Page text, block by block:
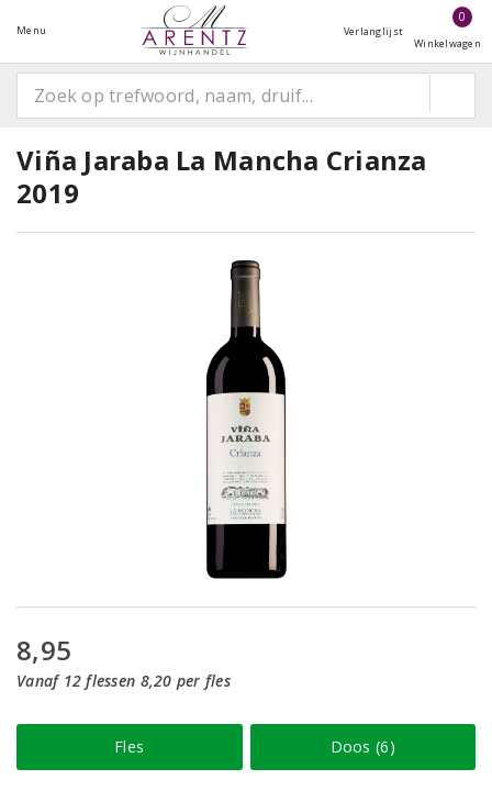
Menu Verlanglijst
0
Winkelwagen
Viña Jaraba La Mancha Crianza
2019
8,95
Vanaf 12 flessen 8,20 per fles
Fles Doos (6)